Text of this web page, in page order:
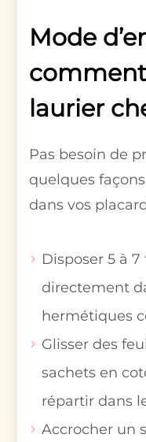
Mode
laurier
Pas besoin de
quelques
dans vos
Disposer 5 à
directement
hermétiques
Glisser des
sachets en
répartir dans
Accrocher un